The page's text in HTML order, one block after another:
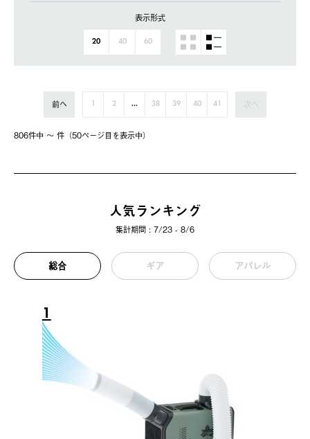
表示形式
20 40 60
806件中 〜 件（50ページ⽬を表⽰中）
前へ 1 2 ... 38 39 40 41 次へ
人気ランキング
集計期間 : 7/23 - 8/6
総合 ギア アパレル
1